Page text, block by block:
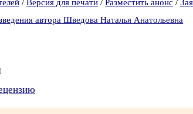
/ Версия для печати / Разместить анонс /
автора Шведова Наталья Анатольевна